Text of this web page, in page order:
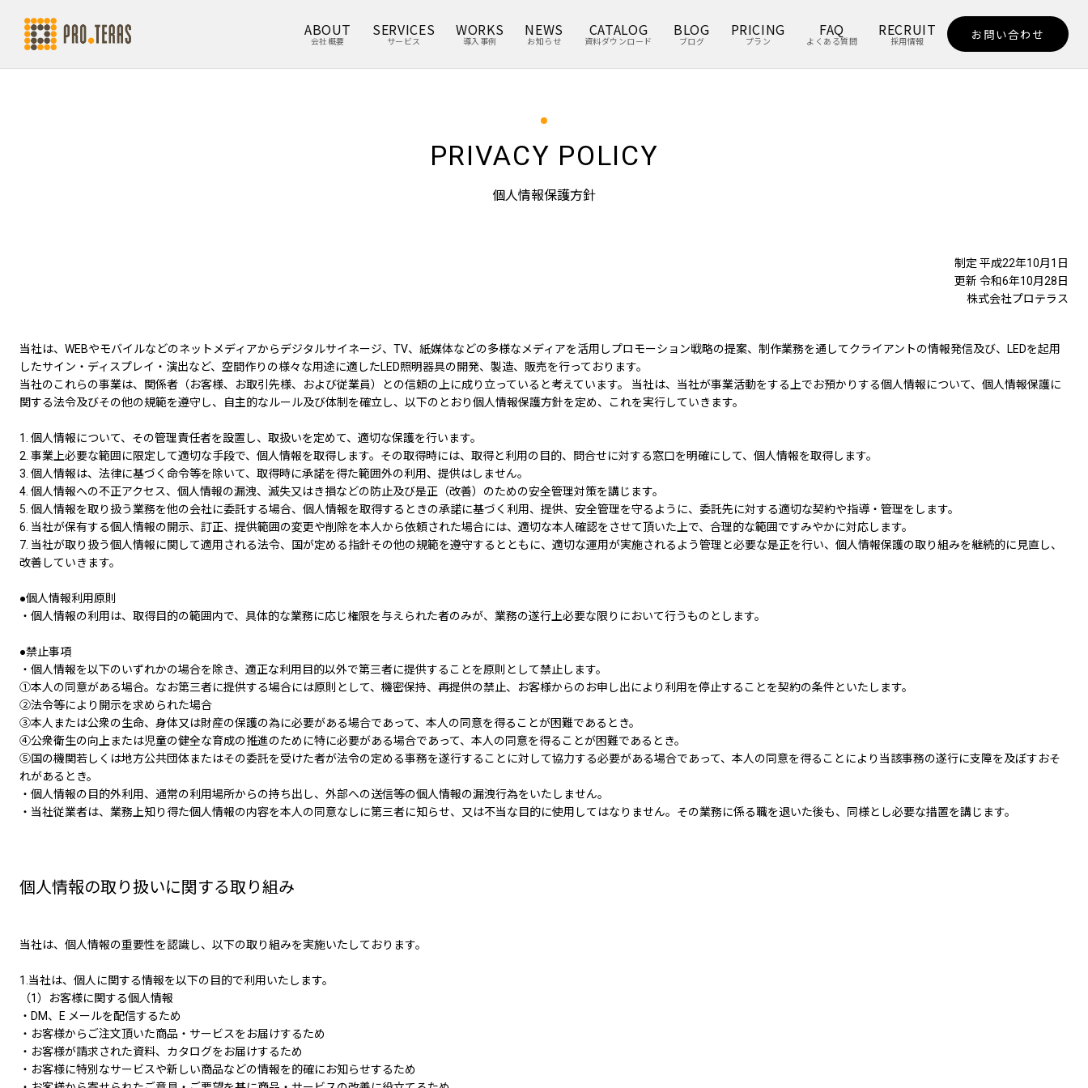
ABOUT
会社概要
SERVICES
サービス
WORKS
導入事例
NEWS
お知らせ
CATALOG
資料ダウンロード
BLOG
ブログ
PRICING
プラン
FAQ
よくある質問
RECRUIT
採用情報 お問い合わせ
PRIVACY POLICY
個人情報保護方針
制定 平成22年10月1日
更新 令和6年10月28日
株式会社プロテラス
当社は、WEBやモバイルなどのネットメディアからデジタルサイネージ、TV、紙媒体などの多様なメディアを活用しプロモーション戦略の提案、制作業務を通してクライアントの情報発信及び、LEDを起用
したサイン・ディスプレイ・演出など、空間作りの様々な用途に適したLED照明器具の開発、製造、販売を行っております。
当社のこれらの事業は、関係者（お客様、お取引先様、および従業員）との信頼の上に成り立っていると考えています。 当社は、当社が事業活動をする上でお預かりする個人情報について、個人情報保護に
関する法令及びその他の規範を遵守し、自主的なルール及び体制を確立し、以下のとおり個人情報保護方針を定め、これを実行していきます。
1. 個人情報について、その管理責任者を設置し、取扱いを定めて、適切な保護を行います。
2. 事業上必要な範囲に限定して適切な手段で、個人情報を取得します。その取得時には、取得と利用の目的、問合せに対する窓口を明確にして、個人情報を取得します。
3. 個人情報は、法律に基づく命令等を除いて、取得時に承諾を得た範囲外の利用、提供はしません。
4. 個人情報への不正アクセス、個人情報の漏洩、滅失又はき損などの防止及び是正（改善）のための安全管理対策を講じます。
5. 個人情報を取り扱う業務を他の会社に委託する場合、個人情報を取得するときの承諾に基づく利用、提供、安全管理を守るように、委託先に対する適切な契約や指導・管理をします。
6. 当社が保有する個人情報の開示、訂正、提供範囲の変更や削除を本人から依頼された場合には、適切な本人確認をさせて頂いた上で、合理的な範囲ですみやかに対応します。
7. 当社が取り扱う個人情報に関して適用される法令、国が定める指針その他の規範を遵守するとともに、適切な運用が実施されるよう管理と必要な是正を行い、個人情報保護の取り組みを継続的に見直し、
改善していきます。
●個人情報利用原則
・個人情報の利用は、取得目的の範囲内で、具体的な業務に応じ権限を与えられた者のみが、業務の遂行上必要な限りにおいて行うものとします。
●禁止事項
・個人情報を以下のいずれかの場合を除き、適正な利用目的以外で第三者に提供することを原則として禁止します。
①本人の同意がある場合。なお第三者に提供する場合には原則として、機密保持、再提供の禁止、お客様からのお申し出により利用を停止することを契約の条件といたします。
②法令等により開示を求められた場合
③本人または公衆の生命、身体又は財産の保護の為に必要がある場合であって、本人の同意を得ることが困難であるとき。
④公衆衛生の向上または児童の健全な育成の推進のために特に必要がある場合であって、本人の同意を得ることが困難であるとき。
⑤国の機関若しくは地方公共団体またはその委託を受けた者が法令の定める事務を遂行することに対して協力する必要がある場合であって、本人の同意を得ることにより当該事務の遂行に支障を及ぼすおそ
れがあるとき。
・個人情報の目的外利用、通常の利用場所からの持ち出し、外部への送信等の個人情報の漏洩行為をいたしません。
・当社従業者は、業務上知り得た個人情報の内容を本人の同意なしに第三者に知らせ、又は不当な目的に使用してはなりません。その業務に係る職を退いた後も、同様とし必要な措置を講じます。
個人情報の取り扱いに関する取り組み
当社は、個人情報の重要性を認識し、以下の取り組みを実施いたしております。
1.当社は、個人に関する情報を以下の目的で利用いたします。
（1）お客様に関する個人情報
・DM、E メールを配信するため
・お客様からご注文頂いた商品・サービスをお届けするため
・お客様が請求された資料、カタログをお届けするため
・お客様に特別なサービスや新しい商品などの情報を的確にお知らせするため